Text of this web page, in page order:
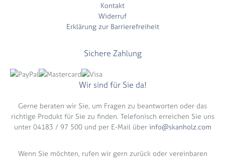
Kontakt
Widerruf
Erklärung zur Barrierefreiheit
Sichere Zahlung
Wir sind für Sie da!
Gerne beraten wir Sie, um Fragen zu beantworten oder das
richtige Produkt für Sie zu finden. Telefonisch erreichen Sie uns
unter 04183 / 97 500 und per E-Mail über info@skanholz.com
Wenn Sie möchten, rufen wir gern zurück oder vereinbaren